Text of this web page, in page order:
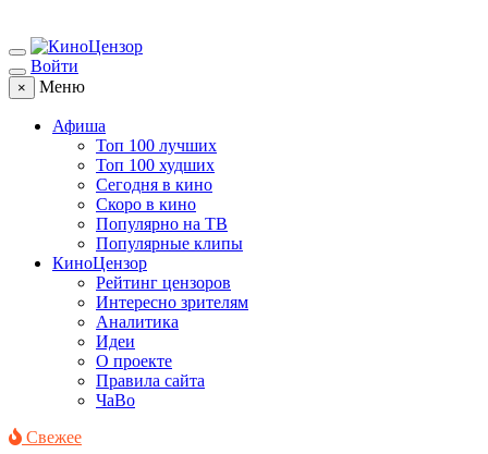
Войти
× Меню
Афиша
Топ 100 лучших
Топ 100 худших
Сегодня в кино
Скоро в кино
Популярно на ТВ
Популярные клипы
КиноЦензор
Рейтинг цензоров
Интересно зрителям
Аналитика
Идеи
О проекте
Правила сайта
ЧаВо
Свежее